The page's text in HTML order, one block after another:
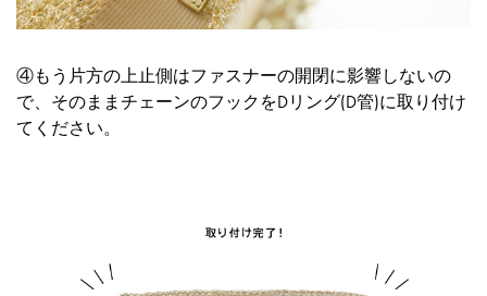
④もう片方の上止側はファスナーの開閉に影響しないの
で、そのままチェーンのフックをDリング(D管)に取り付け
てください。